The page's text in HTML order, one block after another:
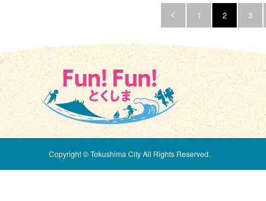
 1 2 3
Copyright © Tokushima City All Rights Reserved.